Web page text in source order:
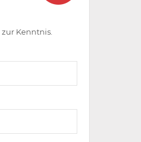
zur Kenntnis.